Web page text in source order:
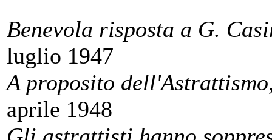
Benevola risposta a G.
luglio 1947
A proposito dell'Astrattismo
aprile 1948